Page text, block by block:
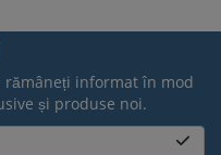
rămâneți informat în mod
și produse noi.